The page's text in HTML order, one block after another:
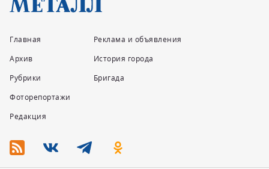
Главная
Архив
Рубрики
Фоторепортажи
Редакция
Реклама и объявления
История города
Бригада